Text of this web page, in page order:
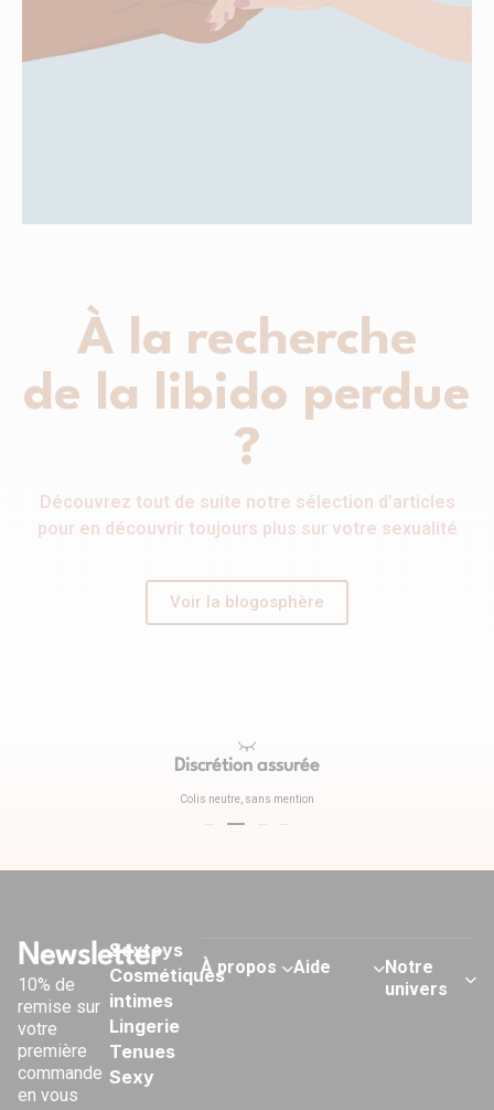
À la recherche
de la libido perdue
?
Découvrez tout de suite notre sélection d’articles
pour en découvrir toujours plus sur votre sexualité
Voir la blogosphère
Discrétion assurée
Colis neutre, sans mention
Sextoys
Cosmétiques
intimes
Lingerie
Tenues
Sexy
À propos Aide
Notre
univers
Newsletter
10% de
remise sur
votre
première
commande
en vous